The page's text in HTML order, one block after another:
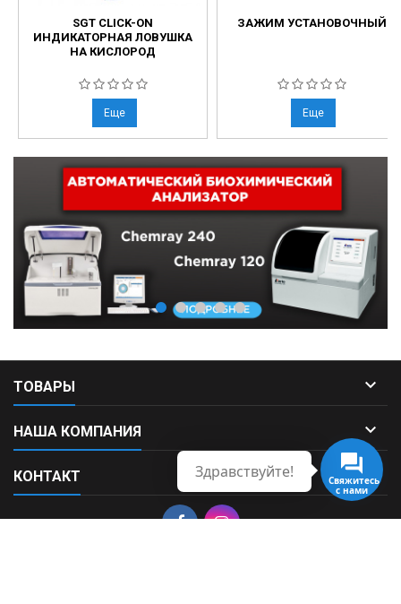
SGT CLICK-ON
ИНДИКАТОРНАЯ ЛОВУШКА
НА КИСЛОРОД
Еще
ЗАЖИМ УСТАНОВОЧНЫЙ
Еще
ТОВАРЫ 
НАША КОМПАНИЯ 
КОНТАКТ 
Свяжитесь
с нами
Здравствуйте!